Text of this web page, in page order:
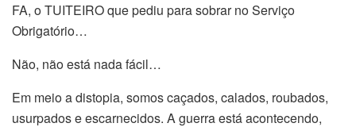
FA, o TUITEIRO que pediu para sobrar no Serviço
Obrigatório…
Não, não está nada fácil…
Em meio a distopia, somos caçados, calados, roubados,
usurpados e escarnecidos. A guerra está acontecendo,